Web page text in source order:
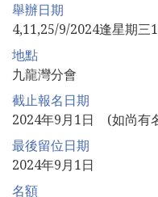
舉辦日期
4,11,25/9/2024逢星期三
地點
九龍灣分會
截止報名日期
2024年9月1日 (如尚有
最後留位日期
2024年9月1日
名額